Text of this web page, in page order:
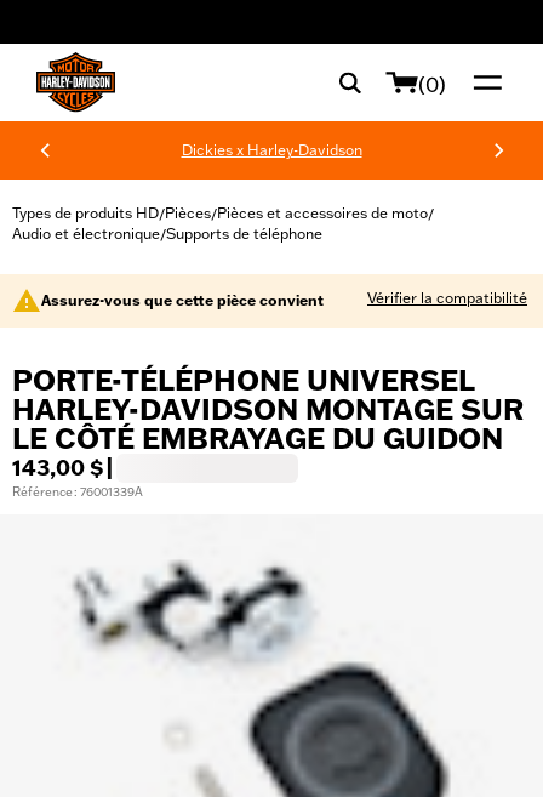
(0)
Dickies x Harley-Davidson
Types de produits HD/Pièces/Pièces et accessoires de moto/
Audio et électronique/Supports de téléphone
Assurez-vous que cette pièce convient Vérifier la compatibilité
PORTE-TÉLÉPHONE UNIVERSEL
HARLEY-DAVIDSON MONTAGE SUR
LE CÔTÉ EMBRAYAGE DU GUIDON
143,00 $
Référence : 76001339A